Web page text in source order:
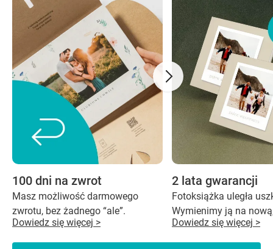
100 dni na zwrot
Masz możliwość darmowego
zwrotu, bez żadnego “ale”.
Dowiedz się więcej >
2 lata gwarancji
Fotoksiążka uległa
Wymienimy ją na
Dowiedz się więcej >